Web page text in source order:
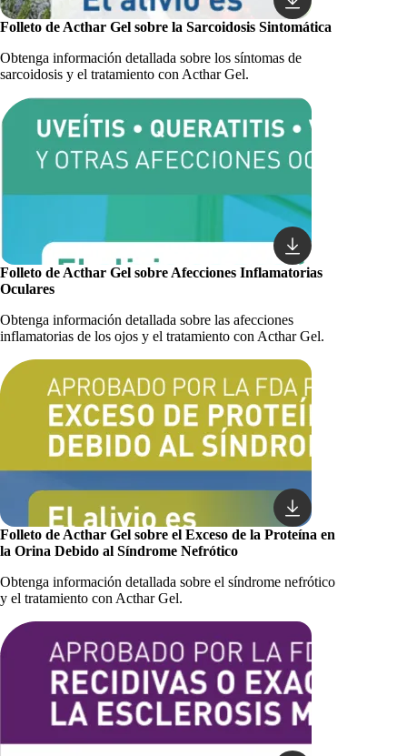
Folleto de Acthar Gel sobre la Sarcoidosis Sintomática
Obtenga información detallada sobre los síntomas de
sarcoidosis y el tratamiento con Acthar Gel.
Folleto de Acthar Gel sobre Afecciones Inflamatorias
Oculares
Obtenga información detallada sobre las afecciones
inflamatorias de los ojos y el tratamiento con Acthar Gel.
Folleto de Acthar Gel sobre el Exceso de la Proteína en
la Orina Debido al Síndrome Nefrótico
Obtenga información detallada sobre el síndrome nefrótico
y el tratamiento con Acthar Gel.